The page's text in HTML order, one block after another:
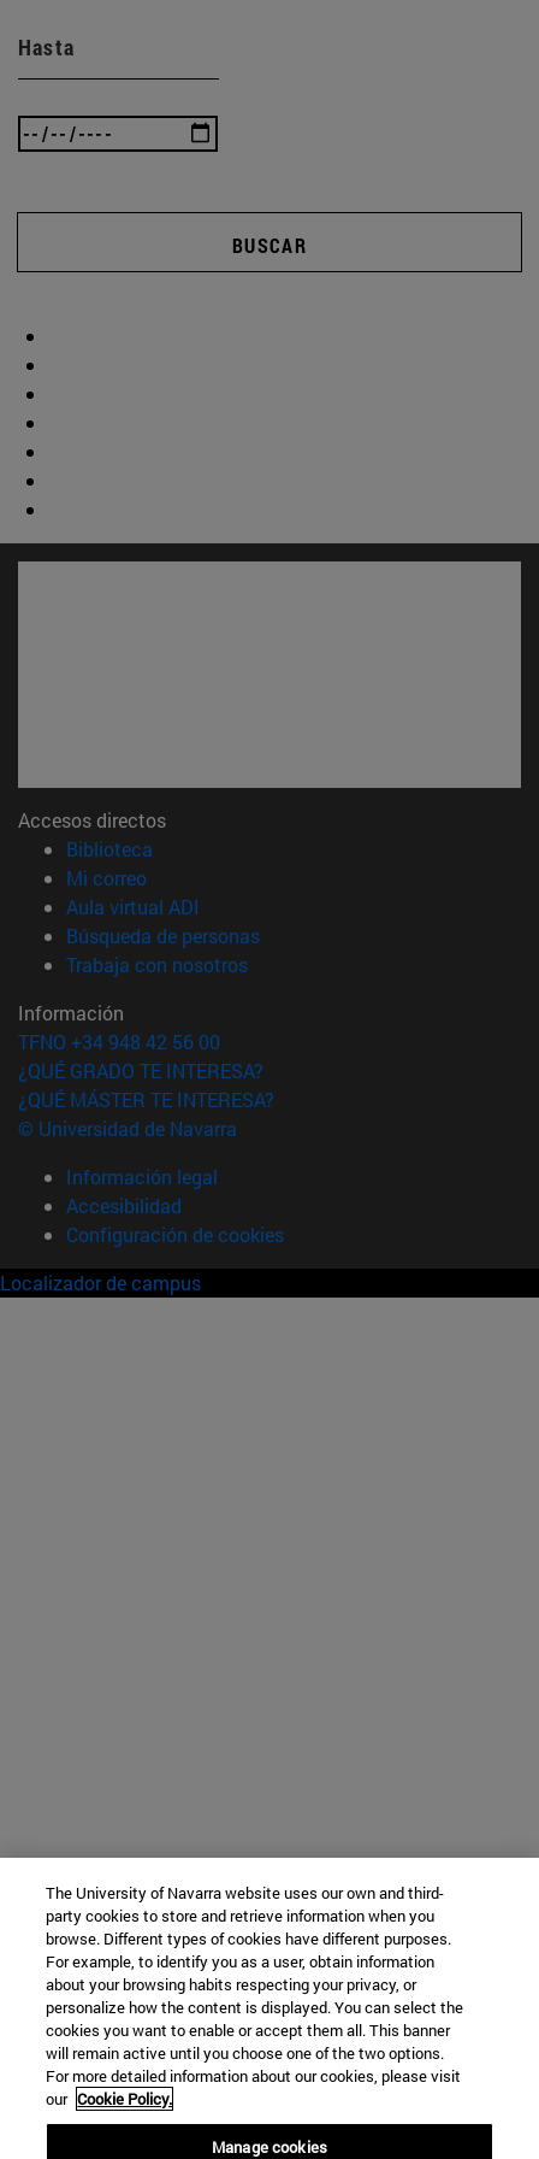
Hasta
BUSCAR
Accesos directos
Biblioteca
Mi correo(abre en nueva ventana)
Aula virtual ADI
Búsqueda de personas(abre en nueva ventana)
Trabaja con nosotros(abre en nueva ventana)
Información
TFNO +34 948 42 56 00
¿QUÉ GRADO TE INTERESA?
¿QUÉ MÁSTER TE INTERESA?
© Universidad de Navarra
Información legal
Accesibilidad
Configuración de cookies
Localizador de campus
The University of Navarra website uses our own and third-
party cookies to store and retrieve information when you
browse. Different types of cookies have different purposes.
For example, to identify you as a user, obtain information
about your browsing habits respecting your privacy, or
personalize how the content is displayed. You can select the
cookies you want to enable or accept them all. This banner
will remain active until you choose one of the two options.
For more detailed information about our cookies, please visit
our Cookie Policy.
Manage cookies